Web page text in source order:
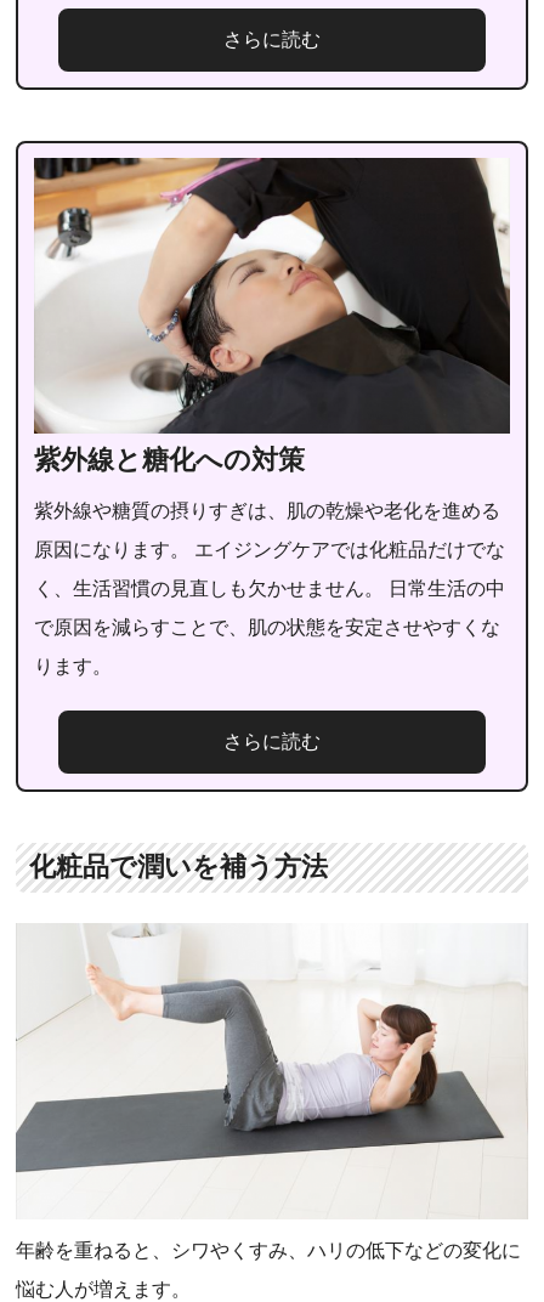
さらに読む
紫外線と糖化への対策
紫外線や糖質の摂りすぎは、肌の乾燥や老化を進める
原因になります。 エイジングケアでは化粧品だけでな
く、生活習慣の見直しも欠かせません。 日常生活の中
で原因を減らすことで、肌の状態を安定させやすくな
ります。
さらに読む
化粧品で潤いを補う方法
年齢を重ねると、シワやくすみ、ハリの低下などの変化に
悩む人が増えます。